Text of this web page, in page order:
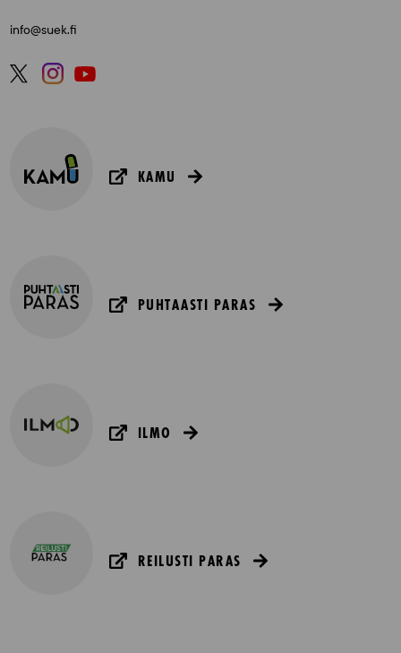
info@suek.fi
KAMU
PUHTAASTI PARAS
ILMO
REILUSTI PARAS